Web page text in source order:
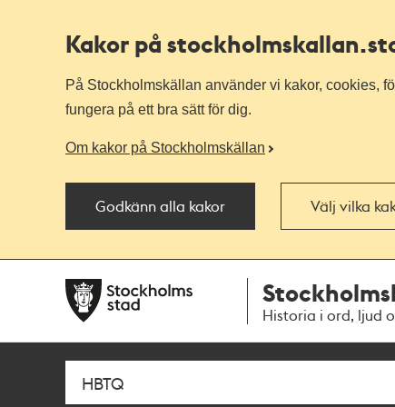
Kakor på stockholmskallan
På Stockholmskällan använder vi kakor, cookies,
fungera på ett bra sätt för dig.
Om kakor på Stockholmskällan
Godkänn alla kakor Välj vilka
navigationen
huvudinnehållet
Historia i ord, ljud
Sök